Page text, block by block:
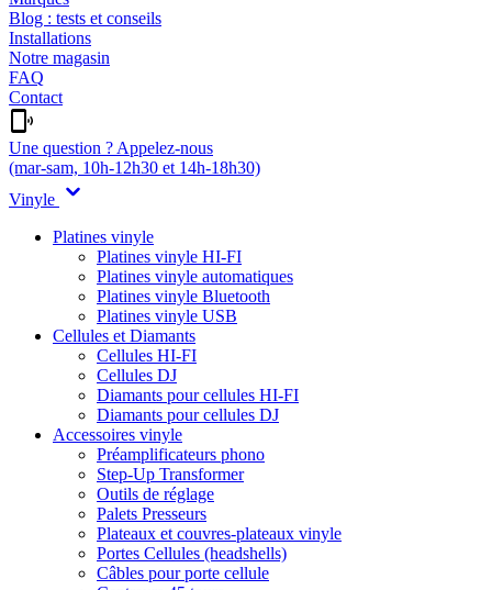
Blog : tests et conseils
Installations
Notre magasin
FAQ
Contact
Une question ? Appelez-nous
(mar-sam, 10h-12h30 et 14h-18h30)
Vinyle
Platines vinyle
Platines vinyle HI-FI
Platines vinyle automatiques
Platines vinyle Bluetooth
Platines vinyle USB
Cellules et Diamants
Cellules HI-FI
Cellules DJ
Diamants pour cellules HI-FI
Diamants pour cellules DJ
Accessoires vinyle
Préamplificateurs phono
Step-Up Transformer
Outils de réglage
Palets Presseurs
Plateaux et couvres-plateaux vinyle
Portes Cellules (headshells)
Câbles pour porte cellule